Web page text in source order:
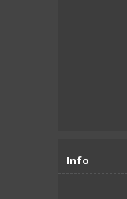
Info